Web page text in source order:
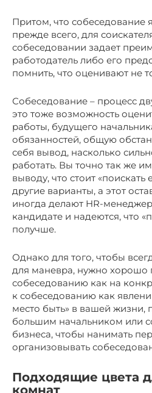
Притом, что собеседование
прежде всего, для
собеседовании задает
работодатель либо его
помнить, что оценивают не
Собеседование – процесс
это тоже возможность
работы, будущего
обязанностей, общую
себя вывод, насколько
работать. Вы точно так же
выводу, что стоит «поискать
другие варианты, а этот
иногда делают HR-
кандидате и надеются, что
получше.
Однако для того, чтобы
для маневра, нужно хорошо
собеседованию как на
к собеседованию как
место быть» в вашей жизни,
большим начальником или
бизнеса, чтобы нанимать
организовывать
Подходящие цвета
комнат